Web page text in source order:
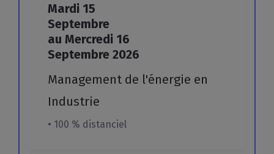
Mardi 15
Septembre
au Mercredi 16
Septembre2026
Management de l'énergie en
Industrie
• 100 % distanciel